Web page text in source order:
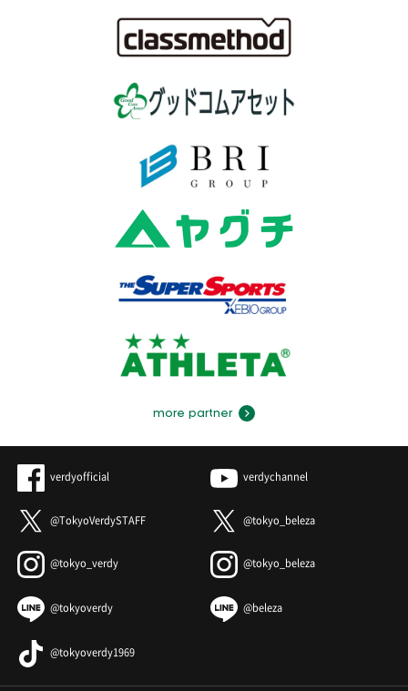
more partner
verdyofficial verdychannel
@TokyoVerdySTAFF @tokyo_beleza
@tokyo_verdy @tokyo_beleza
@tokyoverdy @beleza
@tokyoverdy1969